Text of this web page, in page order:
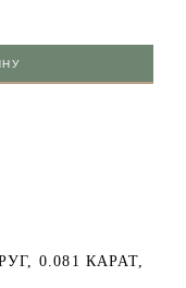
0.081 КАРАТ,